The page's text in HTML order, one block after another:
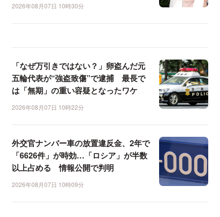
2026年08月07日 10時30分
「なぜ万引きではない？」卵盗んだ元
五輪代表が“強盗致傷”で逮捕 最長で
は「無期」の重い容疑となったワケ
2026年08月07日 10時22分
外交官ナンバー車の放置違反金、2年で
「6626件」が時効…「ロシア」が半数
以上占める 情報公開で判明
2026年08月07日 10時09分